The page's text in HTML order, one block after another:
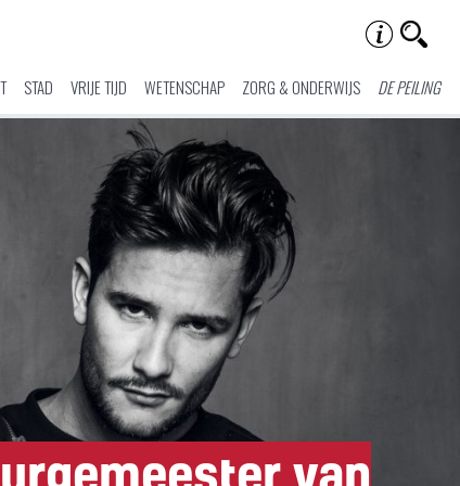
STAD VRIJE TIJD WETENSCHAP ZORG & ONDERWIJS DE PEILING
van